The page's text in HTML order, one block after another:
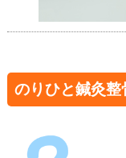
のりひと鍼灸